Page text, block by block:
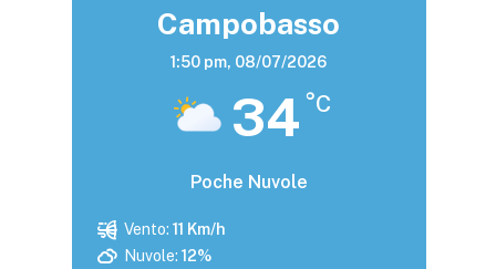
Campobasso
1:50 pm, 08/07/2026
34 °C
Poche Nuvole
Vento: 11 Km/h
Nuvole: 12%